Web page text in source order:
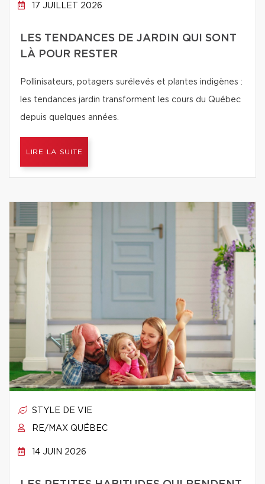
17 JUILLET 2026
LES TENDANCES DE JARDIN QUI SONT
LÀ POUR RESTER
Pollinisateurs, potagers surélevés et plantes indigènes :
les tendances jardin transforment les cours du Québec
depuis quelques années.
LIRE LA SUITE
STYLE DE VIE
RE/MAX QUÉBEC
14 JUIN 2026